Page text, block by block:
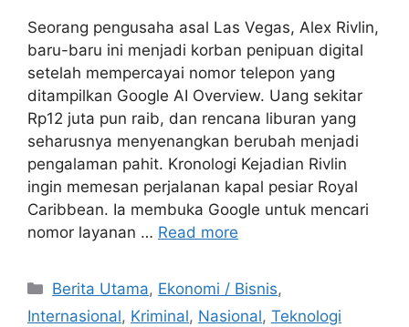
Seorang pengusaha asal Las Vegas, Alex Rivlin,
baru-baru ini menjadi korban penipuan digital
setelah mempercayai nomor telepon yang
ditampilkan Google AI Overview. Uang sekitar
Rp12 juta pun raib, dan rencana liburan yang
seharusnya menyenangkan berubah menjadi
pengalaman pahit. Kronologi Kejadian Rivlin
ingin memesan perjalanan kapal pesiar Royal
Caribbean. Ia membuka Google untuk mencari
nomor layanan … Read more
C
a
Berita Utama, Ekonomi / Bisnis,
Internasional, Kriminal, Nasional, Teknologi